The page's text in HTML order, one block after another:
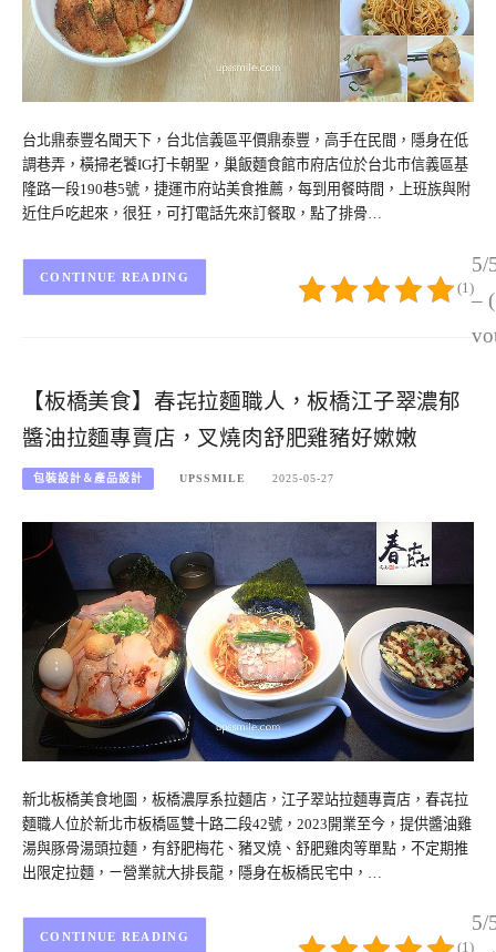
台北鼎泰豐名聞天下，台北信義區平價鼎泰豐，高手在民間，隱身在低
調巷弄，橫掃老饕IG打卡朝聖，巢飯麵食館市府店位於台北市信義區基
隆路一段190巷5號，捷運市府站美食推薦，每到用餐時間，上班族與附
近住戶吃起來，很狂，可打電話先來訂餐取，點了排骨…
5/
–
(1)
CONTINUE READING
【板橋美食】春㐂拉麵職人，板橋江子翠濃郁
醬油拉麵專賣店，叉燒肉舒肥雞豬好嫰嫩
包裝設計＆產品設計 UPSSMILE 2025-05-27
新北板橋美食地圖，板橋濃厚系拉麵店，江子翠站拉麵專賣店，春㐂拉
麵職人位於新北市板橋區雙十路二段42號，2023開業至今，提供醬油雞
湯與豚骨湯頭拉麵，有舒肥梅花、豬叉燒、舒肥雞肉等單點，不定期推
出限定拉麵，ㄧ營業就大排長龍，隱身在板橋民宅中，…
5/
(1)
CONTINUE READING